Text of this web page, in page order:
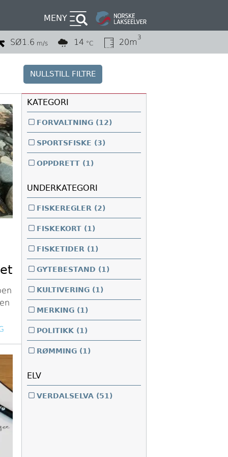
MENY
SØ1.6 m/s 14 °C 20m 3
NULLSTILL FILTRE
KATEGORI
FORVALTNING (12)
SPORTSFISKE (3)
OPPDRETT (1)
UNDERKATEGORI
FISKEREGLER (2)
FISKEKORT (1)
FISKETIDER (1)
GYTEBESTAND (1)
KULTIVERING (1)
MERKING (1)
POLITIKK (1)
RØMMING (1)
ELV
VERDALSELVA (51)